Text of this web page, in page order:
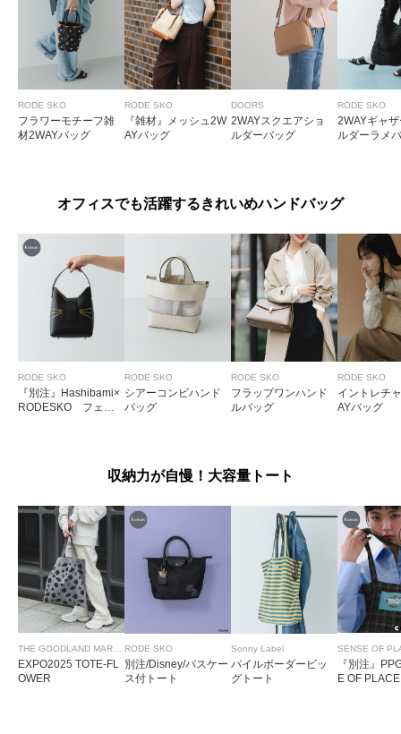
RODE SKO
フラワーモチーフ雑
材2WAYバッグ
RODE SKO
『雑材』メッシュ2W
AYバッグ
DOORS
2WAYスクエアショ
ルダーバッグ
RODE SKO
2WAYギャ
ルダーラメ
オフィスでも活躍するきれいめハンドバッグ
RODE SKO
『別注』Hashibami×
RODESKO フェズ
RODE SKO
シアーコンビハンド
バッグ
RODE SKO
フラップワンハンド
ルバッグ
RODE SKO
イントレチ
AYバッグ
収納力が自慢！大容量トート
THE GOODLAND MARKET
EXPO2025 TOTE-FL
OWER
RODE SKO
別注/Disney/パスケー
ス付トート
Sonny Label
パイルボーダービッ
グトート
SENSE OF
『別注』
E OF